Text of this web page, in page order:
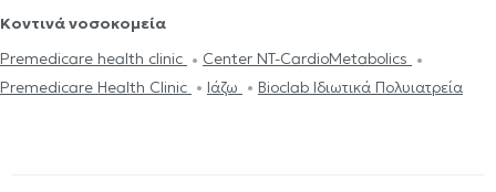
Κοντινά νοσοκομεία
Premedicare health clinic
Center NT-CardioMetabolics
Premedicare Health Clinic
Ιάζω Bioclab Ιδιωτικά Πολυιατρεία